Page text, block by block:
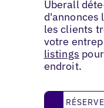
Uberall
d'annonces
les clients
votre
listings
endroit.
réservez